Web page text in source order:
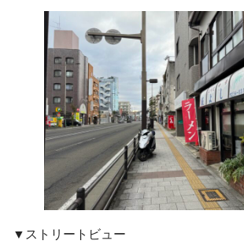
▼ストリートビュー